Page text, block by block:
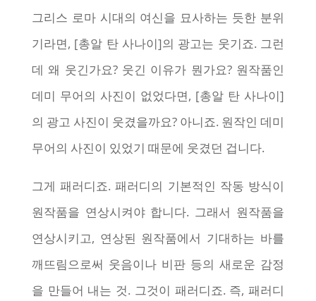
그리스 로마 시대의 여신을 묘사하는 듯한 분위
기라면, [총알 탄 사나이]의 광고는 웃기죠. 그런
데 왜 웃긴가요? 웃긴 이유가 뭔가요? 원작품인
데미 무어의 사진이 없었다면, [총알 탄 사나이]
의 광고 사진이 웃겼을까요? 아니죠. 원작인 데미
무어의 사진이 있었기 때문에 웃겼던 겁니다.
그게 패러디죠. 패러디의 기본적인 작동 방식이
원작품을 연상시켜야 합니다. 그래서 원작품을
연상시키고, 연상된 원작품에서 기대하는 바를
깨뜨림으로써 웃음이나 비판 등의 새로운 감정
을 만들어 내는 것. 그것이 패러디죠. 즉, 패러디